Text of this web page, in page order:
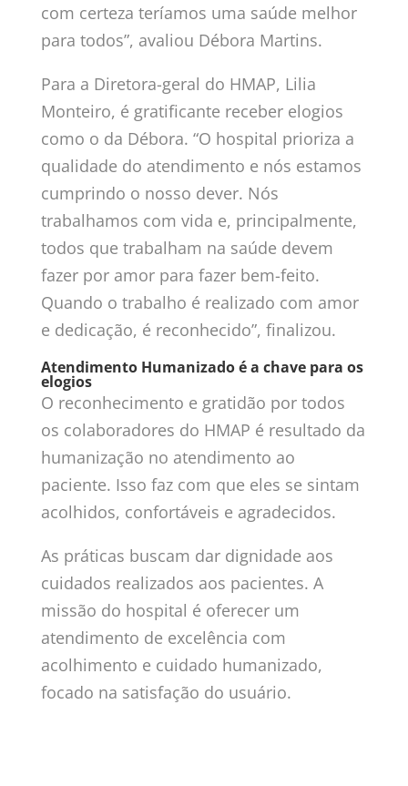
com certeza teríamos uma saúde melhor
para todos”, avaliou Débora Martins.
Para a Diretora-geral do HMAP, Lilia
Monteiro, é gratificante receber elogios
como o da Débora. “O hospital prioriza a
qualidade do atendimento e nós estamos
cumprindo o nosso dever. Nós
trabalhamos com vida e, principalmente,
todos que trabalham na saúde devem
fazer por amor para fazer bem-feito.
Quando o trabalho é realizado com amor
e dedicação, é reconhecido”, finalizou.
Atendimento Humanizado é a chave para os
elogios
O reconhecimento e gratidão por todos
os colaboradores do HMAP é resultado da
humanização no atendimento ao
paciente. Isso faz com que eles se sintam
acolhidos, confortáveis e agradecidos.
As práticas buscam dar dignidade aos
cuidados realizados aos pacientes. A
missão do hospital é oferecer um
atendimento de excelência com
acolhimento e cuidado humanizado,
focado na satisfação do usuário.